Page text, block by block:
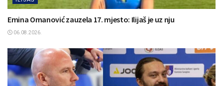
Emina Omanović zauzela 17. mjesto: Ilijaš je uz nju
06.08.2026.